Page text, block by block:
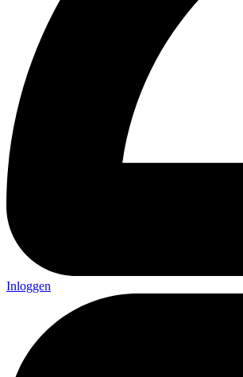
Inloggen